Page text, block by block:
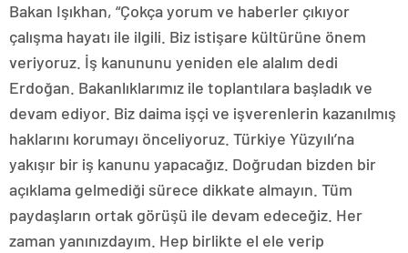
Bakan Işıkhan, “Çokça yorum ve haberler çıkıyor
çalışma hayatı ile ilgili. Biz istişare kültürüne önem
veriyoruz. İş kanununu yeniden ele alalım dedi
Erdoğan. Bakanlıklarımız ile toplantılara başladık ve
devam ediyor. Biz daima işçi ve işverenlerin kazanılmış
haklarını korumayı önceliyoruz. Türkiye Yüzyılı’na
yakışır bir iş kanunu yapacağız. Doğrudan bizden bir
açıklama gelmediği sürece dikkate almayın. Tüm
paydaşların ortak görüşü ile devam edeceğiz. Her
zaman yanınızdayım. Hep birlikte el ele verip